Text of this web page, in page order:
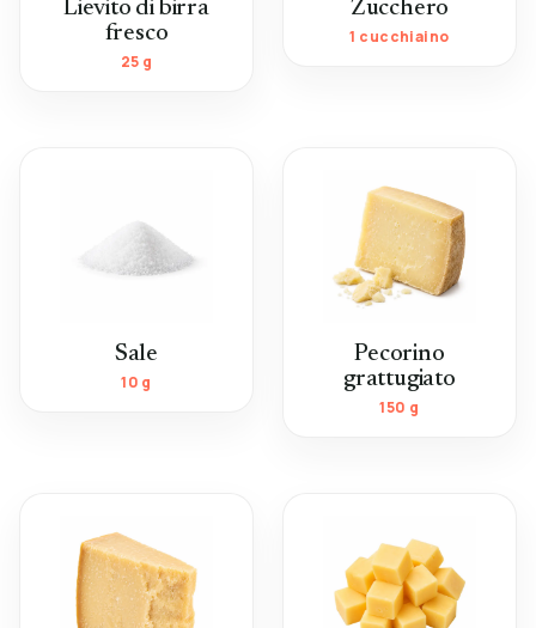
Lievito di birra
fresco
25 g
Zucchero
1 cucchiaino
Sale
10 g
Pecorino
grattugiato
150 g